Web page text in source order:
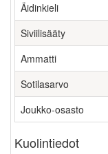
Äidinkieli
Siviilisääty
Ammatti
Sotilasarvo
Joukko-osasto
Kuolintiedot